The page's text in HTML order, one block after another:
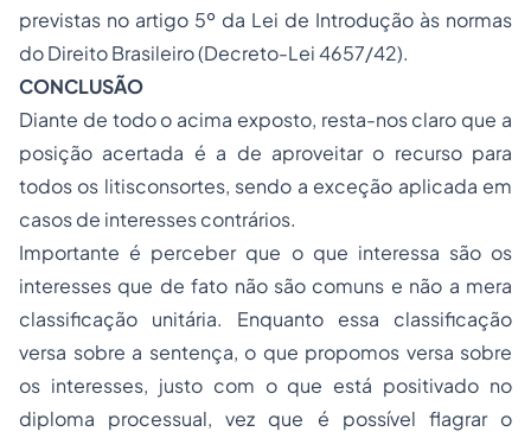
previstas no artigo 5º da Lei de Introdução às normas
do Direito Brasileiro (Decreto-Lei 4657/42).
CONCLUSÃO
Diante de todo o acima exposto, resta-nos claro que a
posição acertada é a de aproveitar o recurso para
todos os litisconsortes, sendo a exceção aplicada em
casos de interesses contrários.
Importante é perceber que o que interessa são os
interesses que de fato não são comuns e não a mera
classificação unitária. Enquanto essa classificação
versa sobre a sentença, o que propomos versa sobre
os interesses, justo com o que está positivado no
diploma processual, vez que é possível flagrar o